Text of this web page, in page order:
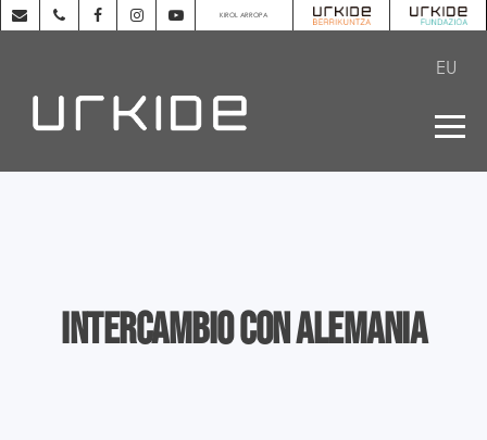
KIROL ARROPA
EU
Intercambio con Alemania